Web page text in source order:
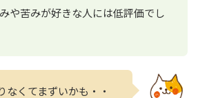
や苦みが好きな人には低評価でし
くてまずいかも・・